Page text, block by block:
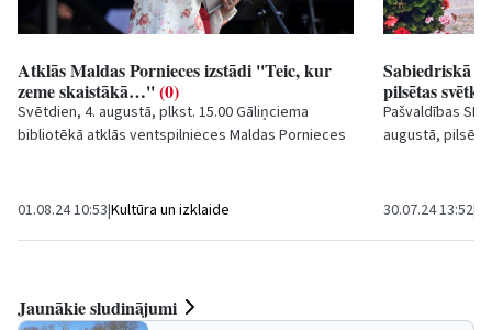
Atklās Maldas Pornieces izstādi ''Teic, kur
zeme skaistākā…''(0)
Svētdien, 4. augustā, plkst. 15.00 Gāliņciema
bibliotēkā atklās ventspilnieces Maldas Pornieces
01.08.24 10:53|Kultūra un izklaide
Sabiedriskā
pilsētas
Pašvaldības
augustā,
30.07.24 13:52|
Jaunākie sludinājumi